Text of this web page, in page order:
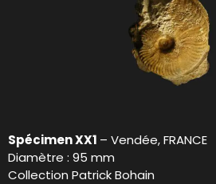
Spécimen XX1 – Vendée, FRANCE
Diamètre : 95 mm
Collection Patrick Bohain